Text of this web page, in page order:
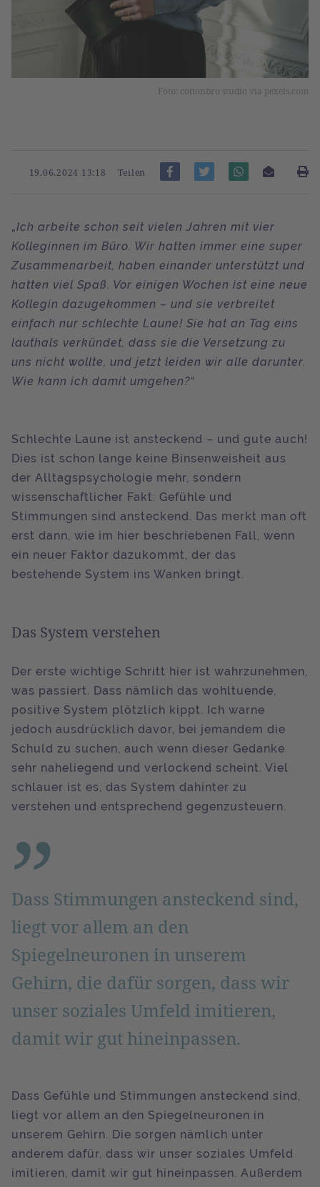
Foto: cottonbro studio via pexels.com
19.06.2024 13:18 Teilen
„Ich arbeite schon seit vielen Jahren mit vier
Kolleginnen im Büro. Wir hatten immer eine super
Zusammenarbeit, haben einander unterstützt und
hatten viel Spaß. Vor einigen Wochen ist eine neue
Kollegin dazugekommen – und sie verbreitet
einfach nur schlechte Laune! Sie hat an Tag eins
lauthals verkündet, dass sie die Versetzung zu
uns nicht wollte, und jetzt leiden wir alle darunter.
Wie kann ich damit umgehen?“
Schlechte Laune ist ansteckend – und gute auch!
Dies ist schon lange keine Binsenweisheit aus
der Alltagspsychologie mehr, sondern
wissenschaftlicher Fakt: Gefühle und
Stimmungen sind ansteckend. Das merkt man oft
erst dann, wie im hier beschriebenen Fall, wenn
ein neuer Faktor dazukommt, der das
bestehende System ins Wanken bringt.
Das System verstehen
Der erste wichtige Schritt hier ist wahrzunehmen,
was passiert. Dass nämlich das wohltuende,
positive System plötzlich kippt. Ich warne
jedoch ausdrücklich davor, bei jemandem die
Schuld zu suchen, auch wenn dieser Gedanke
sehr naheliegend und verlockend scheint. Viel
schlauer ist es, das System dahinter zu
verstehen und entsprechend gegenzusteuern.
Dass Stimmungen ansteckend sind,
liegt vor allem an den
Spiegelneuronen in unserem
Gehirn, die dafür sorgen, dass wir
unser soziales Umfeld imitieren,
damit wir gut hineinpassen.
Dass Gefühle und Stimmungen ansteckend sind,
liegt vor allem an den Spiegelneuronen in
unserem Gehirn. Die sorgen nämlich unter
anderem dafür, dass wir unser soziales Umfeld
imitieren, damit wir gut hineinpassen. Außerdem